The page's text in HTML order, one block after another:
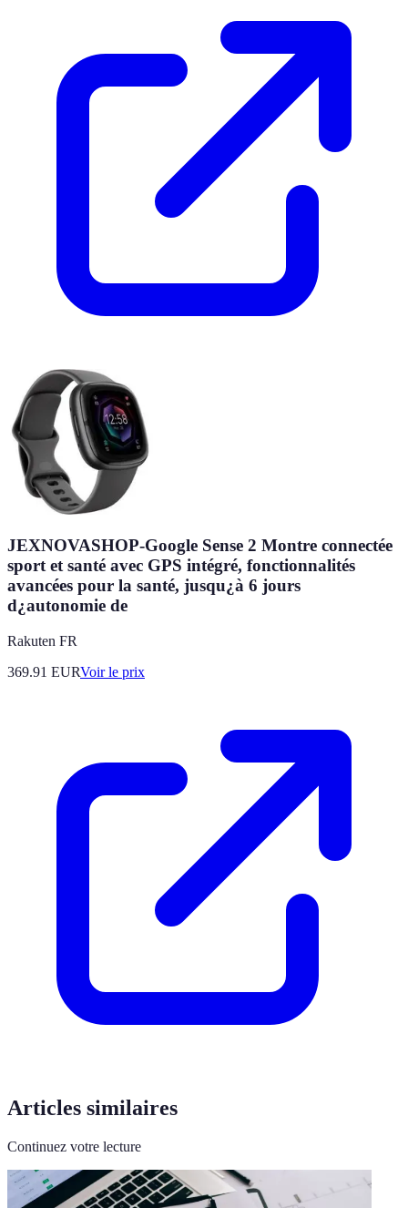
JEXNOVASHOP-Google Sense 2 Montre connectée
sport et santé avec GPS intégré, fonctionnalités
avancées pour la santé, jusqu¿à 6 jours
d¿autonomie de
Rakuten FR
369.91 EURVoir le prix
Articles similaires
Continuez votre lecture